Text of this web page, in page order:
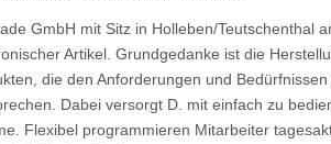
GmbH mit Sitz in Holleben/Teutschenthal
Artikel. Grundgedanke ist die
die den Anforderungen und
Dabei versorgt D. mit einfach zu
Flexibel programmieren Mitarbeiter